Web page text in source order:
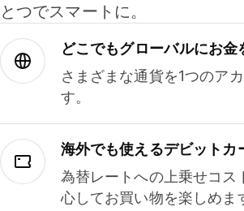
とつでスマートに。
どこでもグ⁠ロ⁠ー⁠バ⁠ルにお金
さまざまな通貨を1つのア
す。
海外でも使えるデビットカ
為替レートへの上乗せコ
心してお買い物を楽しめま